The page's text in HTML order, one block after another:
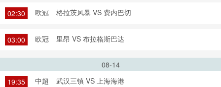
02:30 欧冠 格拉茨风暴 VS 费内巴切
03:00 欧冠 里昂 VS 布拉格斯巴达
08-14
19:35
中超 武汉三镇 VS 上海海港